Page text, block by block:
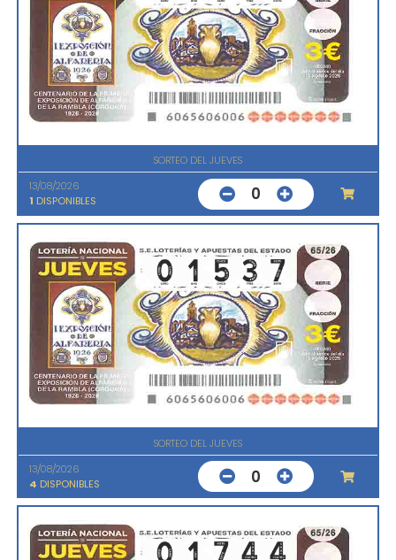
SORTEO DEL JUEVES
13/08/2026
1 DISPONIBLES 0
SORTEO DEL JUEVES
13/08/2026
4 DISPONIBLES 0